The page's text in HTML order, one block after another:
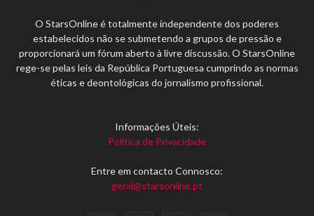
O StarsOnline é totalmente independente dos poderes
estabelecidos não se submetendo a grupos de pressão e
proporcionará um fórum aberto à livre discussão. O StarsOnline
rege-se pelas leis da República Portuguesa cumprindo as normas
éticas e deontológicas do jornalismo profissional.
Informações Úteis:
Política de Privacidade
Entre em contacto Connosco:
geral@starsonline.pt